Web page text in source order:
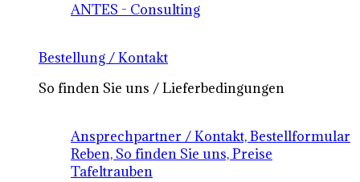
ANTES - Consulting
Bestellung / Kontakt
So finden Sie uns / Lieferbedingungen
Ansprechpartner / Kontakt, Bestellformular
Reben, So finden Sie uns, Preise
Tafeltrauben